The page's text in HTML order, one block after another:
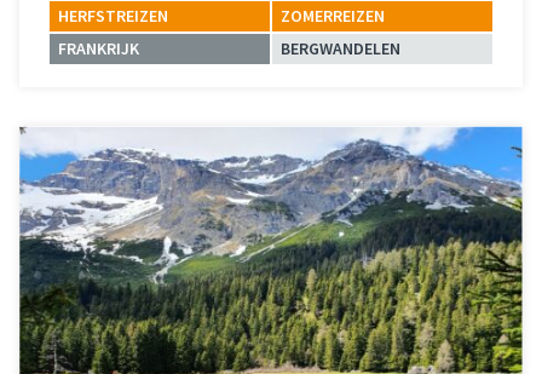
HERFSTREIZEN
ZOMERREIZEN
FRANKRIJK
BERGWANDELEN